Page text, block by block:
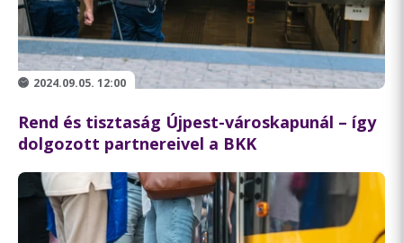
2024.09.05. 12:00
Rend és tisztaság Újpest-városkapunál – így
dolgozott partnereivel a BKK